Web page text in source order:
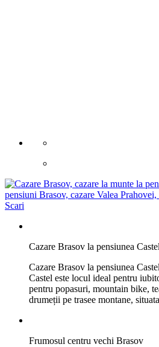
Cazare Brasov la pensiunea
Cazare Brasov la pensiunea
Castel este locul ideal pentru
pentru popasuri, mountain bike,
drumeții pe trasee montane,
Frumosul centru vechi Brasov